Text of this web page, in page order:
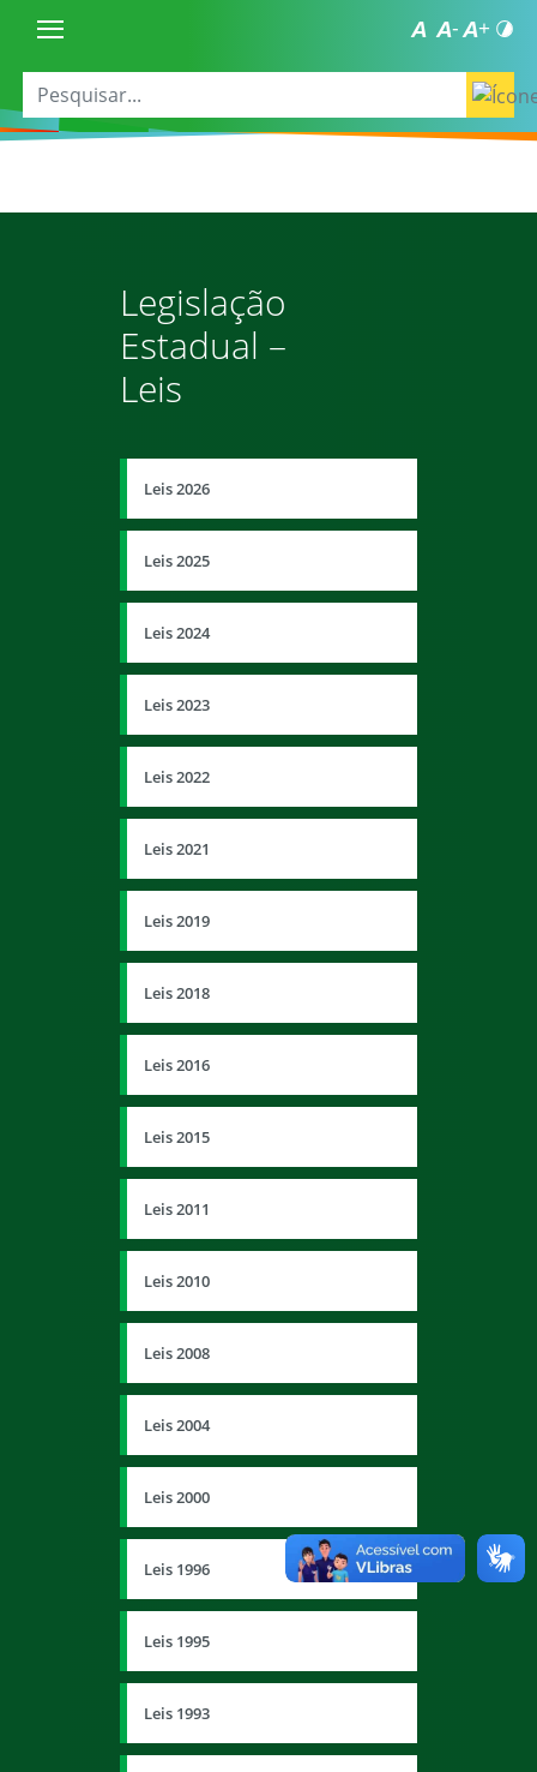
Legislação
Estadual –
Leis
Leis 2026
Leis 2025
Leis 2024
Leis 2023
Leis 2022
Leis 2021
Leis 2019
Leis 2018
Leis 2016
Leis 2015
Leis 2011
Leis 2010
Leis 2008
Leis 2004
Leis 2000
Leis 1996
Leis 1995
Leis 1993